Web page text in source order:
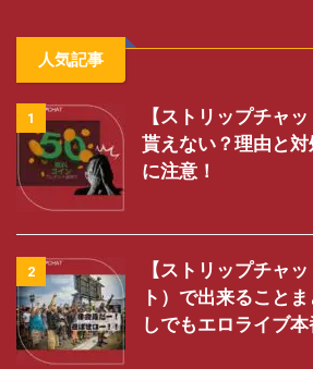
人気記事
1
【ストリップチャ
貰えない？理由と
に注意！
2
【ストリップチャ
ト）で出来ること
しでもエロライブ本